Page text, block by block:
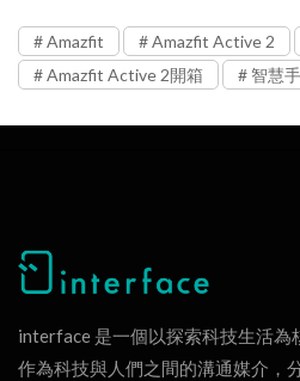
Amazfit Amazfit Active 2
Amazfit Active 2開箱
智慧
interface 是一個以探索科技生活為
作為科技與人們之間的溝通媒介，